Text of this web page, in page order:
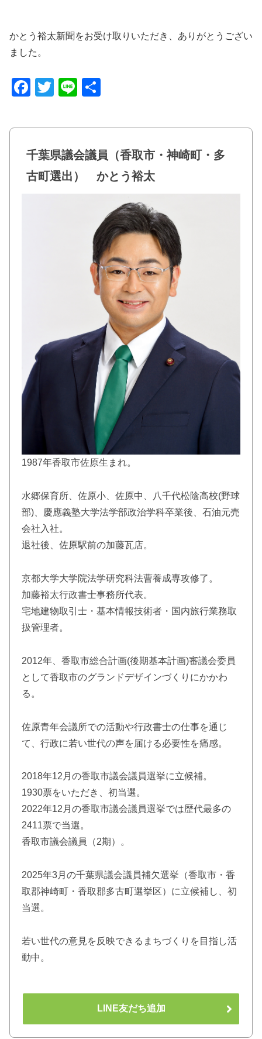
かとう裕太新聞をお受け取りいただき、ありがとうござい
ました。
F
c
e
b
o
T
tt
er
Li
e
千葉県議会議員（香取市・神崎町・多
古町選出） かとう裕太
1987年香取市佐原生まれ。
水郷保育所、佐原小、佐原中、八千代松陰高校(野球
部)、慶應義塾大学法学部政治学科卒業後、石油元売
会社入社。
退社後、佐原駅前の加藤瓦店。
京都大学大学院法学研究科法曹養成専攻修了。
加藤裕太行政書士事務所代表。
宅地建物取引士・基本情報技術者・国内旅行業務取
扱管理者。
2012年、香取市総合計画(後期基本計画)審議会委員
として香取市のグランドデザインづくりにかかわ
る。
佐原青年会議所での活動や行政書士の仕事を通じ
て、行政に若い世代の声を届ける必要性を痛感。
2018年12月の香取市議会議員選挙に立候補。
1930票をいただき、初当選。
2022年12月の香取市議会議員選挙では歴代最多の
2411票で当選。
香取市議会議員（2期）。
2025年3月の千葉県議会議員補欠選挙（香取市・香
取郡神崎町・香取郡多古町選挙区）に立候補し、初
当選。
若い世代の意見を反映できるまちづくりを目指し活
動中。
LINE友だち追加